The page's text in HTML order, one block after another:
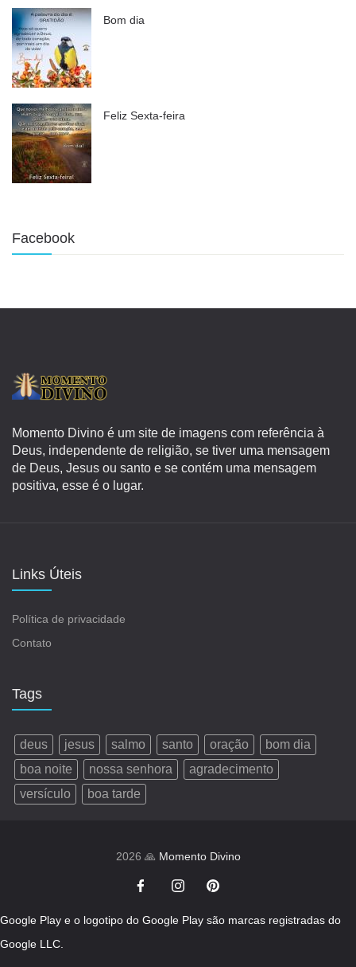
Bom dia
Feliz Sexta-feira
Facebook
Momento Divino é um site de imagens com referência à
Deus, independente de religião, se tiver uma mensagem
de Deus, Jesus ou santo e se contém uma mensagem
positiva, esse é o lugar.
Links Úteis
Política de privacidade
Contato
Tags
deus jesus salmo santo oração
bom dia
boa noite
nossa senhora
agradecimento
versículo
boa tarde
2026 🙏 Momento Divino
Google Play e o logotipo do Google Play são marcas registradas do
Google LLC.